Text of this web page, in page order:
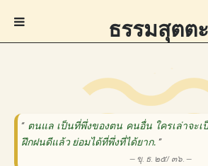
ธรรมสุตตะ
“ ตนแล เป็นที่พึ่งของตน คนอื่น ใครเล่าจะ
ฝึกฝนดีแล้ว ย่อมได้ที่พึ่งที่ได้ยาก. ”
— ขุ. ธ. ๒๕/ ๓๖. —